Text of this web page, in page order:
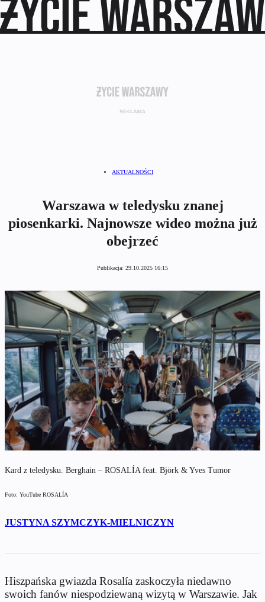
AKTUALNOŚCI
Warszawa w teledysku znanej
piosenkarki. Najnowsze wideo można już
obejrzeć
Publikacja: 29.10.2025 16:15
Kard z teledysku. Berghain – ROSALÍA feat. Björk & Yves Tumor
Foto: YouTube ROSALÍA
JUSTYNA SZYMCZYK-MIELNICZYN
Hiszpańska gwiazda Rosalía zaskoczyła niedawno
swoich fanów niespodziewaną wizytą w Warszawie. Jak